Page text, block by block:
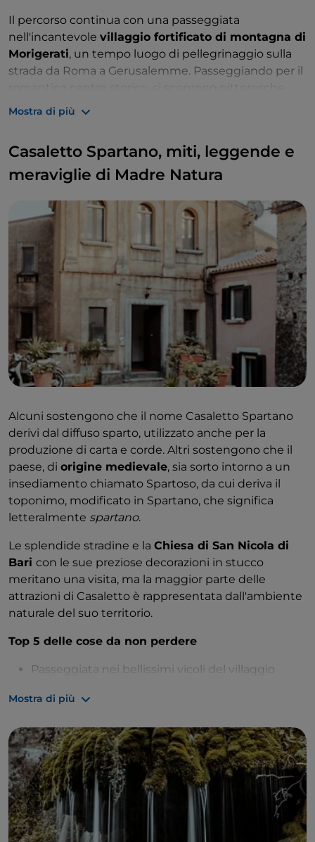
Il percorso continua con una passeggiata
nell'incantevole villaggio fortificato di montagna di
Morigerati, un tempo luogo di pellegrinaggio sulla
strada da Roma a Gerusalemme. Passeggiando per il
strade medievali di ciottoli, file di case tipicamente
della Valle del Bussento. Da vedere anche la Casa
Meridiana, con la sua meridiana, ilPalazzo Baronale
rosso. Anche il piccolo ma grazioso
Museo
Etnografico
merita una visita veloce per conoscere
meglio la cultura contadina e la gente di Morigerati.
Informazioni utili
Il momento migliore per visitarla:Inizio luglio,
quando a Caselle in Pittari si svolge l'insolito Palio del
Grano, un omaggio a un'epoca passata che
ripropone le tradizioni della vita contadina.
Come arrivare:L'aeroporto più vicino è quello di
poi l'autobus per Casaletto Spartano che passa due
volte al giorno.
Mostra di più
Casaletto Spartano, miti, leggende e
meraviglie di Madre Natura
Alcuni sostengono che il nome Casaletto Spartano
derivi dal diffuso sparto, utilizzato anche per la
produzione di carta e corde. Altri sostengono che il
paese, di origine medievale, sia sorto intorno a un
insediamento chiamato Spartoso, da cui deriva il
toponimo, modificato in Spartano, che significa
letteralmente spartano.
Le splendide stradine e la Chiesa di San Nicola di
Bari con le sue preziose decorazioni in stucco
meritano una visita, ma la maggior parte delle
attrazioni di Casaletto è rappresentata dall'ambiente
naturale del suo territorio.
Top 5 delle cose da non perdere
Passeggiata nei bellissimi vicoli del villaggio
decorazioni in stucco
da una favola
Percorrere la terza e la quarta tappa del
Cammino di San Nilo e visitare gli incantevoli
villaggi lungo il percorso
Pernottare a Palazzo dei Gallotti a Battaglia e
sentirsi come una baronessa
Mostra di più